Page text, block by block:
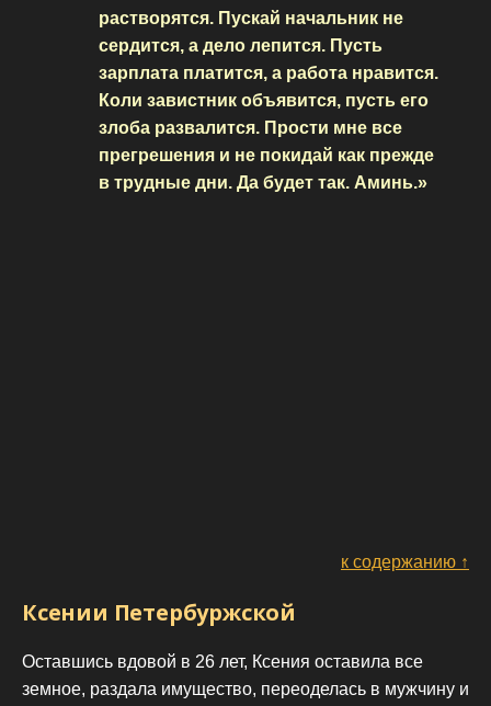
растворятся. Пускай начальник не
сердится, а дело лепится. Пусть
зарплата платится, а работа нравится.
Коли завистник объявится, пусть его
злоба развалится. Прости мне все
прегрешения и не покидай как прежде
в трудные дни. Да будет так. Аминь.»
к содержанию ↑
Ксении Петербуржской
Оставшись вдовой в 26 лет, Ксения оставила все
земное, раздала имущество, переоделась в мужчину и